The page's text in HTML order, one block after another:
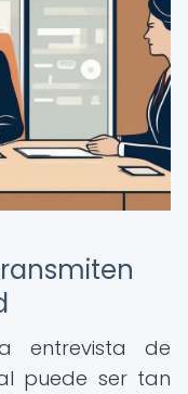
entrevista de
puede ser tan